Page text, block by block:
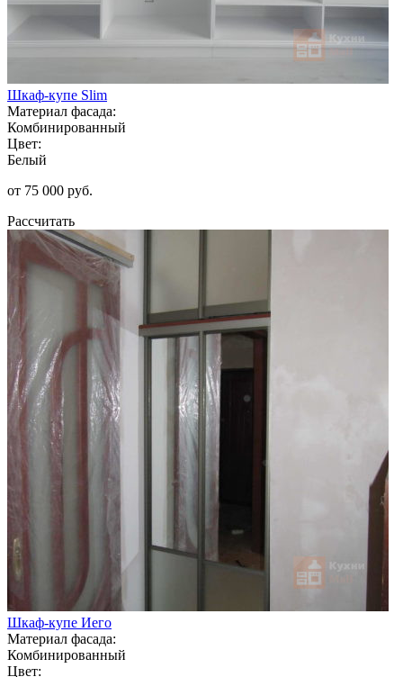
Шкаф-купе Slim
Материал фасада:
Комбинированный
Цвет:
Белый
от 75 000 руб.
Рассчитать
Шкаф-купе Иего
Материал фасада:
Комбинированный
Цвет: